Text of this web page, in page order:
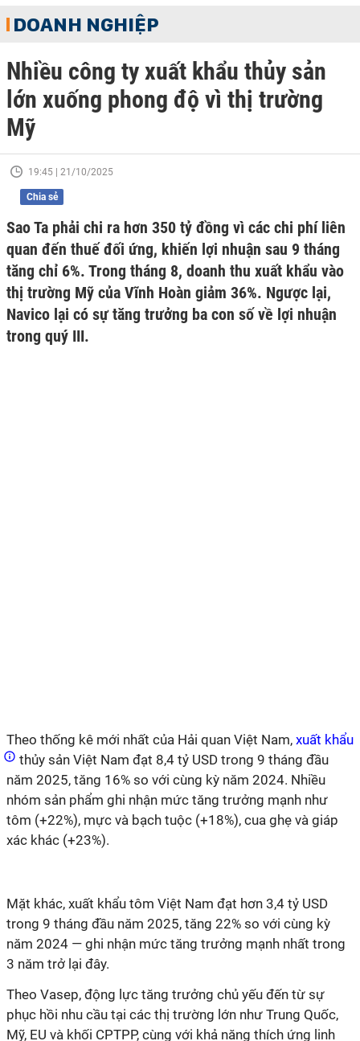
DOANH NGHIỆP
Nhiều công ty xuất khẩu thủy sản
lớn xuống phong độ vì thị trường
Mỹ
19:45 | 21/10/2025
Chia sẻ
Sao Ta phải chi ra hơn 350 tỷ đồng vì các chi phí liên
quan đến thuế đối ứng, khiến lợi nhuận sau 9 tháng
tăng chỉ 6%. Trong tháng 8, doanh thu xuất khẩu vào
thị trường Mỹ của Vĩnh Hoàn giảm 36%. Ngược lại,
Navico lại có sự tăng trưởng ba con số về lợi nhuận
trong quý III.
Theo thống kê mới nhất của Hải quan Việt Nam, xuất khẩu
thủy sản Việt Nam đạt 8,4 tỷ USD trong 9 tháng đầu
năm 2025, tăng 16% so với cùng kỳ năm 2024. Nhiều
nhóm sản phẩm ghi nhận mức tăng trưởng mạnh như
tôm (+22%), mực và bạch tuộc (+18%), cua ghẹ và giáp
xác khác (+23%).
Mặt khác, xuất khẩu tôm Việt Nam đạt hơn 3,4 tỷ USD
trong 9 tháng đầu năm 2025, tăng 22% so với cùng kỳ
năm 2024 — ghi nhận mức tăng trưởng mạnh nhất trong
3 năm trở lại đây.
Theo Vasep, động lực tăng trưởng chủ yếu đến từ sự
phục hồi nhu cầu tại các thị trường lớn như Trung Quốc,
Mỹ, EU và khối CPTPP, cùng với khả năng thích ứng linh